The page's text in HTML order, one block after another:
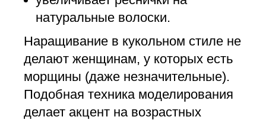
натуральные волоски.
Наращивание в кукольном стиле не
делают женщинам, у которых есть
морщины (даже незначительные).
Подобная техника моделирования
делает акцент на возрастных